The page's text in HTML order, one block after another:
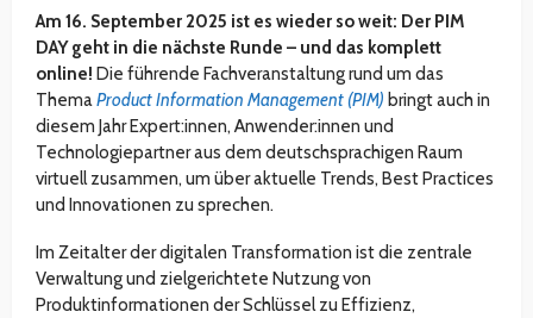
Am 16. September 2025 ist es wieder so weit: Der PIM
DAY geht in die nächste Runde – und das komplett
online! Die führende Fachveranstaltung rund um das
ThemaProduct Information Management (PIM) bringt auch in
diesem Jahr Expert:innen, Anwender:innen und
Technologiepartner aus dem deutschsprachigen Raum
virtuell zusammen, um über aktuelle Trends, Best Practices
und Innovationen zu sprechen.
Im Zeitalter der digitalen Transformation ist die zentrale
Verwaltung und zielgerichtete Nutzung von
Produktinformationen der Schlüssel zu Effizienz,